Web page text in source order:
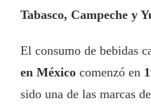
Tabasco, Campeche y
El consumo de bebidas
en México comenzó en
sido una de las marcas